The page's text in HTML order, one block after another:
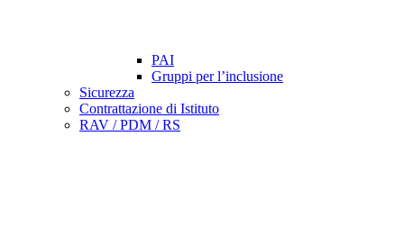
PAI
Gruppi per l’inclusione
Sicurezza
Contrattazione di Istituto
RAV / PDM / RS